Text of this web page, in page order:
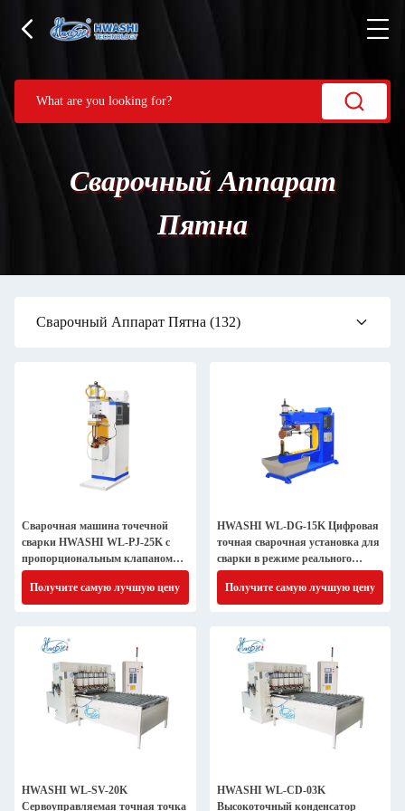
Сварочный Аппарат
Пятна
Сварочный Аппарат Пятна (132)
Сварочная машина точечной
сварки HWASHI WL-PJ-25K с
пропорциональным клапаном
для сборки листового металла
Получите самую лучшую цену
HWASHI WL-DG-15K Цифровая
точная сварочная установка для
сварки в режиме реального
времени Монитор сдвига
автомобильного датчика
Получите самую лучшую цену
HWASHI WL-SV-20K
Сервоуправляемая точная точка
HWASHI WL-CD-03K
Высокоточный конденсатор